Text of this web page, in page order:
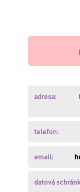
adresa:
telefon:
email:
datová